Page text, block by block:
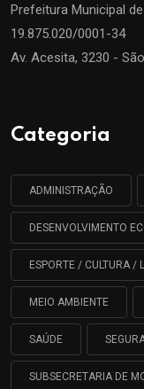
Prefeitura Municipal de
19.875.020/0001-34
Av. Acesita, 3230 -
Categoria
ADMINISTRAÇÃO
DESENVOLVIMENTO
ESPORTE / CULTURA /
MEIO AMBIENTE
SAÚDE
SUBSECRETARIA DE